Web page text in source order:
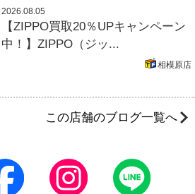
2026.08.05
【ZIPPO買取20％UPキャンペーン
中！】ZIPPO（ジッ...
相模原店
この店舗のブログ一覧へ